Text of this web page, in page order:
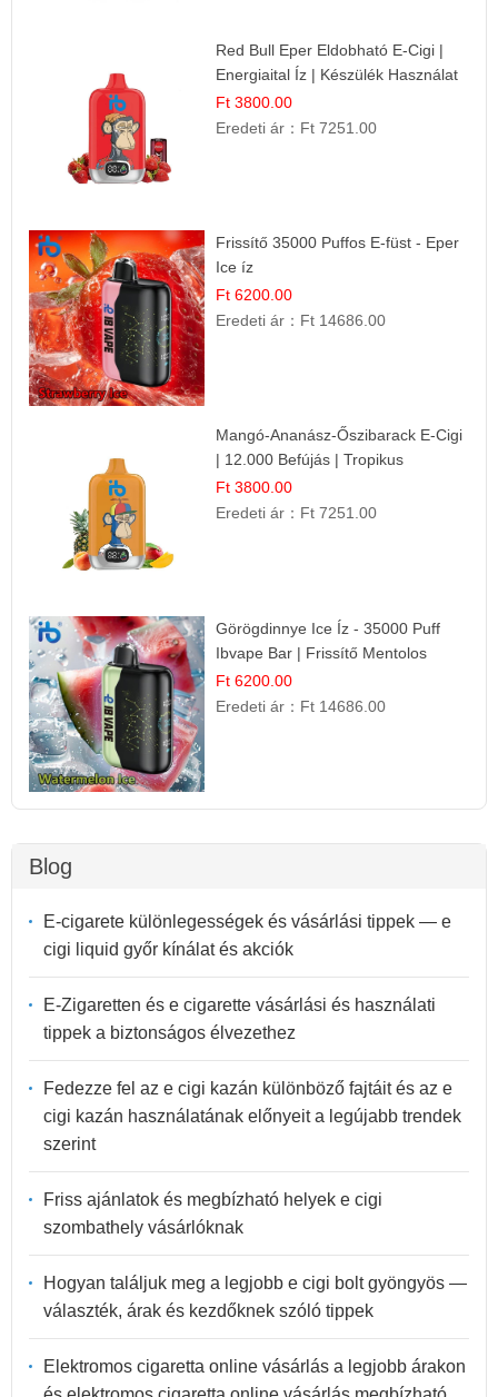
Red Bull Eper Eldobható E-Cigi |
Energiaital Íz | Készülék Használat
Ft 3800.00
Eredeti ár： Ft 7251.00
Frissítő 35000 Puffos E-füst - Eper
Ice íz
Ft 6200.00
Eredeti ár： Ft 14686.00
Mangó-Ananász-Őszibarack E-Cigi
| 12.000 Befújás | Tropikus
Gyümölcs Íz
Ft 3800.00
Eredeti ár： Ft 7251.00
Görögdinnye Ice Íz - 35000 Puff
Ibvape Bar | Frissítő Mentolos
Élmény!
Ft 6200.00
Eredeti ár： Ft 14686.00
Blog
E-cigarete különlegességek és vásárlási tippek — e
cigi liquid győr kínálat és akciók
E-Zigaretten és e cigarette vásárlási és használati
tippek a biztonságos élvezethez
Fedezze fel az e cigi kazán különböző fajtáit és az e
cigi kazán használatának előnyeit a legújabb trendek
szerint
Friss ajánlatok és megbízható helyek e cigi
szombathely vásárlóknak
Hogyan találjuk meg a legjobb e cigi bolt gyöngyös —
választék, árak és kezdőknek szóló tippek
Elektromos cigaretta online vásárlás a legjobb árakon